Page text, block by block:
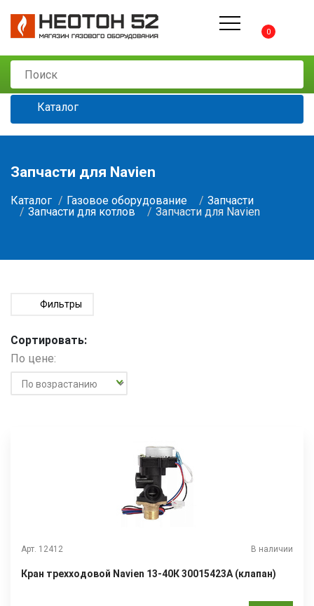
0
Каталог
Запчасти для Navien
Каталог Газовое оборудование
Запчасти
Запчасти для котлов
Запчасти для Navien
Фильтры
Сортировать:
По цене:
Арт. 12412 В наличии
Кран трехходовой Navien 13-40К 30015423А (клапан)